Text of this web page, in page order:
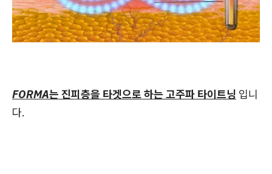
FORMA는 진피층을 타겟으로 하는 고주파 타이트닝 입니
다.